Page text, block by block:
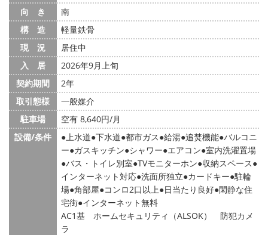
向 き
南
構 造
軽量鉄骨
現 況
居住中
入 居
2026年9月上旬
契約期間
2年
取引態様
一般媒介
駐車場
空有 8,640円/月
設備/条件
上水道 下水道 都市ガス 給湯 追焚機能 バルコニ
ー ガスキッチン シャワー エアコン 室内洗濯置場
バス・トイレ別室 TVモニターホン 収納スペース
インターネット対応 洗面所独立 カードキー 駐輪
場 角部屋 コンロ2口以上 日当たり良好 閑静な住
宅街 インターネット無料
AC1基 ホームセキュリティ（ALSOK） 防犯カメ
ラ